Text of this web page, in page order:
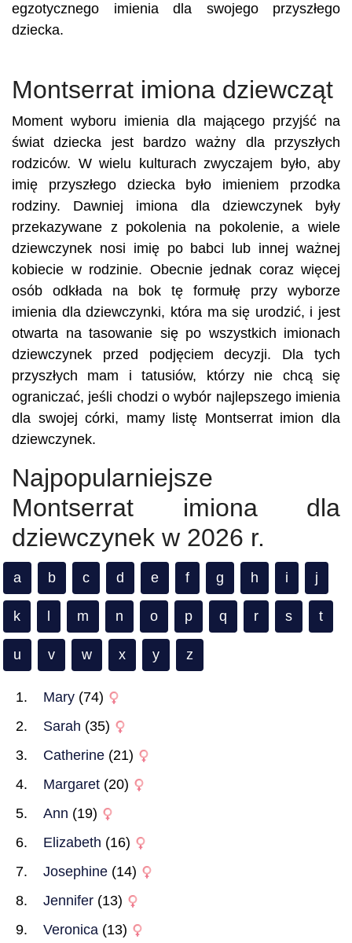
egzotycznego imienia dla swojego przyszłego
dziecka.
Montserrat imiona dziewcząt
Moment wyboru imienia dla mającego przyjść na
świat dziecka jest bardzo ważny dla przyszłych
rodziców. W wielu kulturach zwyczajem było, aby
imię przyszłego dziecka było imieniem przodka
rodziny. Dawniej imiona dla dziewczynek były
przekazywane z pokolenia na pokolenie, a wiele
dziewczynek nosi imię po babci lub innej ważnej
kobiecie w rodzinie. Obecnie jednak coraz więcej
osób odkłada na bok tę formułę przy wyborze
imienia dla dziewczynki, która ma się urodzić, i jest
otwarta na tasowanie się po wszystkich imionach
dziewczynek przed podjęciem decyzji. Dla tych
przyszłych mam i tatusiów, którzy nie chcą się
ograniczać, jeśli chodzi o wybór najlepszego imienia
dla swojej córki, mamy listę Montserrat imion dla
dziewczynek.
Najpopularniejsze
Montserrat imiona dla
dziewczynek w 2026 r.
a b c d e f g h i j
k m n o p q r s t
u v w x y z
Mary (74)
Sarah (35)
Catherine (21)
Margaret (20)
Ann (19)
Elizabeth (16)
Josephine (14)
Jennifer (13)
Veronica (13)